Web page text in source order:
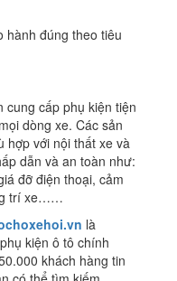
hành đúng theo tiêu
cấp phụ kiện tiện
dòng xe. Các sản
hợp với nội thất xe và
dẫn và an toàn như:
đỡ điện thoại, cảm
trí xe……
là
kiện ô tô chính
khách hàng tin